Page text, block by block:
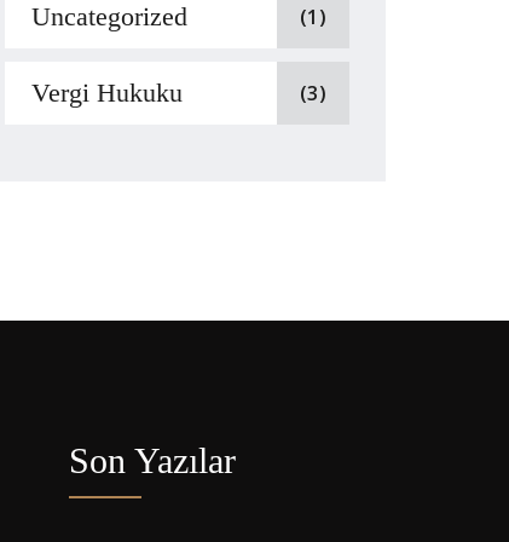
Uncategorized (1)
Vergi Hukuku (3)
Son Yazılar